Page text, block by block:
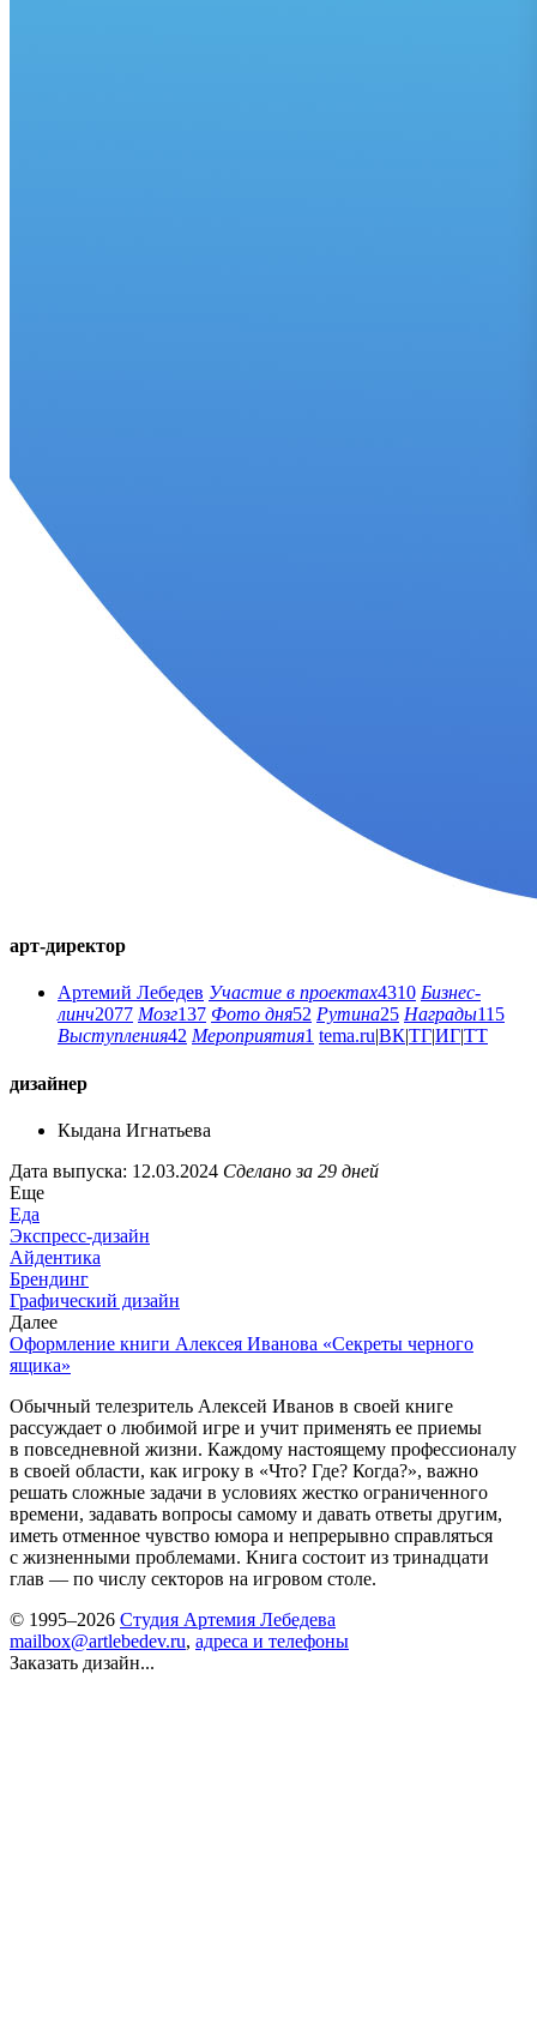
арт-директор
Артемий Лебедев Участие в проектах4310 Бизнес-
линч2077 Мозг137 Фото дня52 Рутина25 Награды115
Выступления42 Мероприятия1 tema.ru|ВК|ТГ|ИГ|ТТ
дизайнер
Кыдана Игнатьева
Дата выпуска: 12.03.2024 Сделано за 29 дней
Еще
Еда
Экспресс-дизайн
Айдентика
Брендинг
Графический дизайн
Далее
Оформление книги Алексея Иванова «Секреты черного
ящика»
Обычный телезритель Алексей Иванов в своей книге
рассуждает о любимой игре и учит применять ее приемы
в повседневной жизни. Каждому настоящему профессионалу
в своей области, как игроку в «Что? Где? Когда?», важно
решать сложные задачи в условиях жестко ограниченного
времени, задавать вопросы самому и давать ответы другим,
иметь отменное чувство юмора и непрерывно справляться
с жизненными проблемами. Книга состоит из тринадцати
глав — по числу секторов на игровом столе.
© 1995–2026 Студия Артемия Лебедева
mailbox@artlebedev.ru, адреса и телефоны
Заказать дизайн...